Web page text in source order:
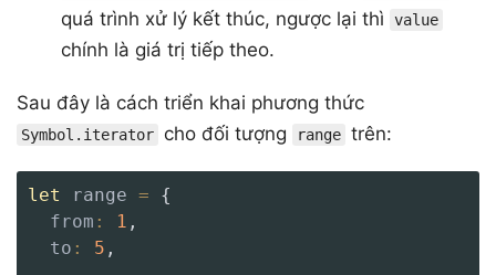
quá trình xử lý kết thúc, ngược lại thì
value
chính là giá trị tiếp theo.
Sau đây là cách triển khai phương thức
Symbol.iterator cho đối tượng range trên:
let range =
{
from : 1 ,
to : 5 ,